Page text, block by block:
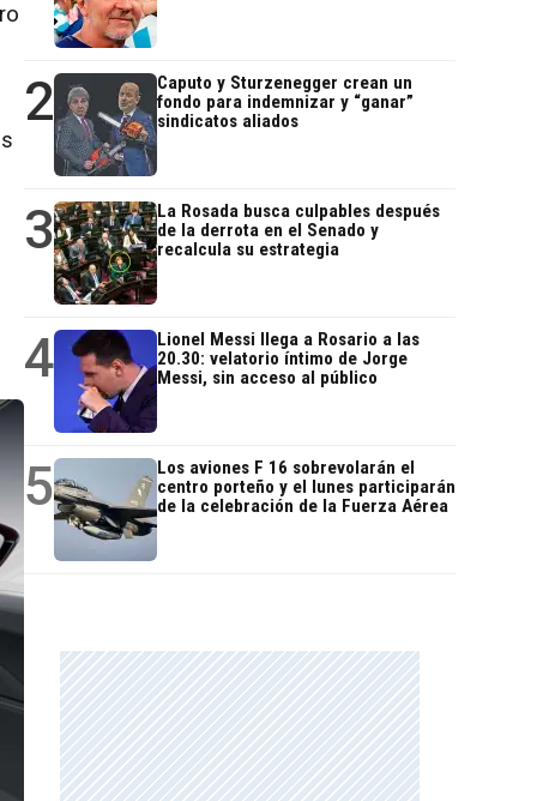
2
Caputo y Sturzenegger crean un
fondo para indemnizar y “ganar”
sindicatos aliados
3
La Rosada busca culpables después
de la derrota en el Senado y
recalcula su estrategia
4
Lionel Messi llega a Rosario a las
20.30: velatorio íntimo de Jorge
Messi, sin acceso al público
5
Los aviones F 16 sobrevolarán el
centro porteño y el lunes participarán
de la celebración de la Fuerza Aérea